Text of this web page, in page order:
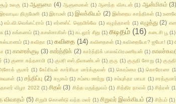
உலகு (1) ஆளுமை (4) ஆளுமைகள் (1) ஆனந்த விகடன் (1) ஆன்மிகம் (3)
திருமேனி (1) இராமன் (1) இலக்கியம் (2) இன்றைய காந்திகள் (1) உணவே
எம்.வி.வெங்கட்ராம் (1) எர்னஸ்ட் ஹெமிங்வே (1) எழுத்தாளர் (1) எழுத்து (2)
(1) கங்கணம் (1) கசன்சாகிஸ் (1) கடலூர் சீனு (1) கடிதம் (16) கடைசி பூ (1)
கல்யாணம் (1) கவிதா (1) கவிதை (14) கவிதைகள் (1) கவிதையோ? ஐயோ! (1)
(1) காரைக்குடி (3) கார்த்திக் (2) கார்த்திக் பாலசுப்பிரமணியன் (1)
(1) குணா கந்தசாமி (1) குமரி எஸ்.நீலகண்டன் (1) குரு (1) குருதி சோறு (1)
குமார் (1) கேப்ரியல் கார்சியா மார்க்குவஸ் (1) கொம்மை (1) கொரோனா
(1) சந்திப்பு (2) சமூகம் (1) சம்பை ஊற்று (1) சம்யுக்தா மாயா (1) சரத்குமார்
விழா 2022 (1) சிதல் (3) சித்த மருத்துவம் (1) சித்திர நாவல் (1) சித்ரன்
விவாதம் (5) சிறுமி கொண்டு வந்த மலர் (1) சிறுவர் இலக்கியம் (2) சிற்பம் (1)